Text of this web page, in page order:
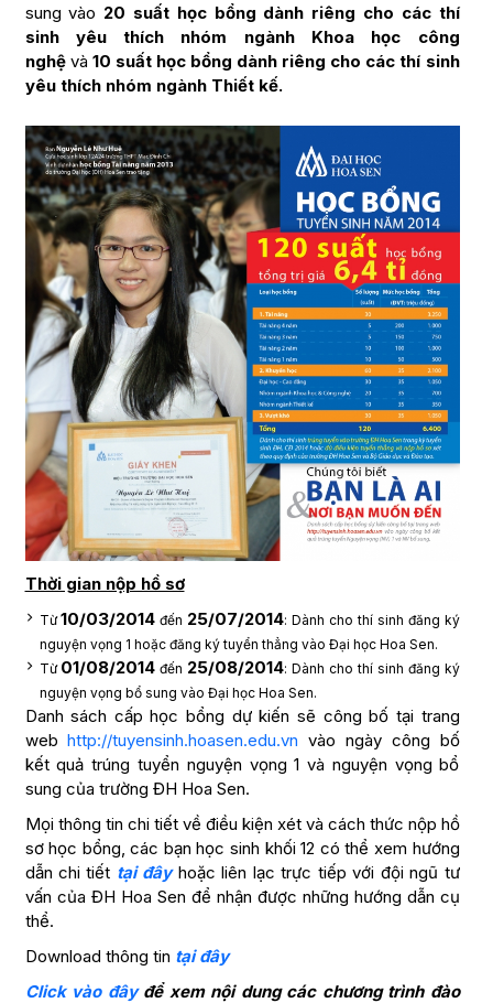
sung vào 20 suất học bổng dành riêng cho các thí
sinh yêu thích nhóm ngành Khoa học công
nghệ và 10 suất học bổng dành riêng cho các thí sinh
yêu thích nhóm ngành Thiết kế.
Thời gian nộp hồ sơ
Từ10/03/2014 đến 25/07/2014: Dành cho thí sinh đăng ký
nguyện vọng 1 hoặc đăng ký tuyển thẳng vào Đại học Hoa Sen.
Từ 01/08/2014 đến 25/08/2014: Dành cho thí sinh đăng ký
nguyện vọng bổ sung vào Đại học Hoa Sen.
Danh sách cấp học bổng dự kiến sẽ công bố tại trang
webhttp://tuyensinh.hoasen.edu.vn vào ngày công bố
kết quả trúng tuyển nguyện vọng 1 và nguyện vọng bổ
sung của trường ĐH Hoa Sen.
Mọi thông tin chi tiết về điều kiện xét và cách thức nộp hồ
sơ học bổng, các bạn học sinh khối 12 có thể xem hướng
dẫn chi tiết tại đâyhoặc liên lạc trực tiếp với đội ngũ tư
vấn của ĐH Hoa Sen để nhận được những hướng dẫn cụ
thể.
Download thông tin tại đây
Click vào đâyđể xem nội dung các chương trình đào